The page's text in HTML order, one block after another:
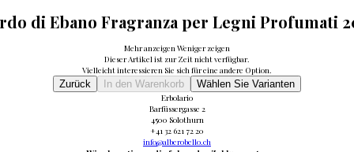
di Ebano Fragranza per Legni Profumati
Mehr anzeigenWeniger zeigen
Dieser Artikel ist zur Zeit nicht verfügbar.
Vielleicht interessieren Sie sich für eine andere Option.
Zurück In den Warenkorb Wählen Sie Varianten
Erbolario
Barfüssergasse 2
4500 Solothurn
+41 32 621 72 20
info@alberobello.ch